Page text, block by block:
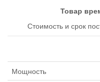
Товар
Стоимость и срок
Мощность